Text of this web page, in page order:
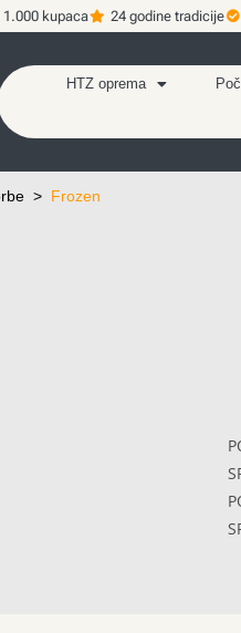
1.000 kupaca 24 godine tradicije
HTZ oprema
> Frozen